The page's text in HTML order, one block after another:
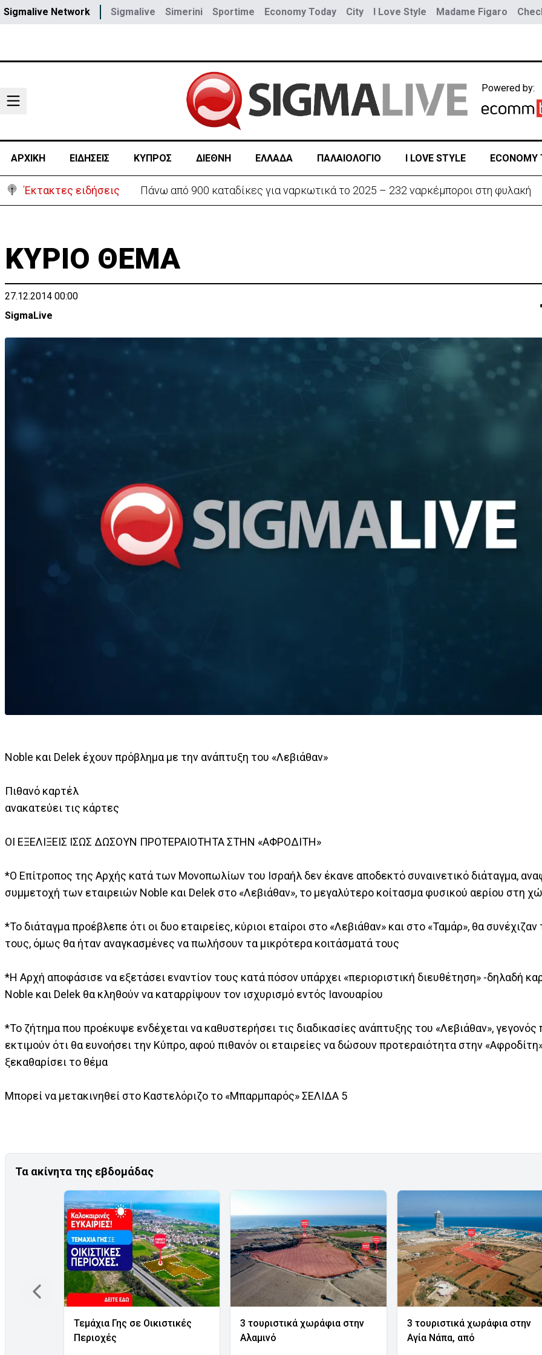
Sigmalive Network Sigmalive Simerini Sportime Economy Today City I Love Style Madame Figaro
Powered by:
ΑΡΧΙΚΗ ΕΙΔΗΣΕΙΣ ΚΥΠΡΟΣ ΔΙΕΘΝΗ ΕΛΛΑΔΑ ΠΑΛΑΙΟΛΟΓΙΟ I LOVE STYLE ECONOMY
Έκτακτες ειδήσεις Θέλει να ξαναζωντανέψει την «Corner» o Προύντζος - «Πληγώνει τις αναμνήσεις»
ΚΥΡΙΟ ΘΕΜΑ
27.12.2014 00:00
SigmaLive
Noble και Delek έχουν πρόβλημα με την ανάπτυξη του «Λεβιάθαν»
Πιθανό καρτέλ
ανακατεύει τις κάρτες
ΟΙ ΕΞΕΛΙΞΕΙΣ ΙΣΩΣ ΔΩΣΟΥΝ ΠΡΟΤΕΡΑΙΟΤΗΤΑ ΣΤΗΝ «ΑΦΡΟΔΙΤΗ»
*Ο Επίτροπος της Αρχής κατά των Μονοπωλίων του Ισραήλ δεν έκανε αποδεκτό συναινετικό διάταγμα,
συμμετοχή των εταιρειών Noble και Delek στο «Λεβιάθαν», το μεγαλύτερο κοίτασμα φυσικού αερίου στη
*Το διάταγμα προέβλεπε ότι οι δυο εταιρείες, κύριοι εταίροι στο «Λεβιάθαν» και στο «Ταμάρ», θα συνέχιζαν
τους, όμως θα ήταν αναγκασμένες να πωλήσουν τα μικρότερα κοιτάσματά τους
*Η Αρχή αποφάσισε να εξετάσει εναντίον τους κατά πόσον υπάρχει «περιοριστική διευθέτηση» -δηλαδή
Noble και Delek θα κληθούν να καταρρίψουν τον ισχυρισμό εντός Ιανουαρίου
*Το ζήτημα που προέκυψε ενδέχεται να καθυστερήσει τις διαδικασίες ανάπτυξης του «Λεβιάθαν», γεγονός
εκτιμούν ότι θα ευνοήσει την Κύπρο, αφού πιθανόν οι εταιρείες να δώσουν προτεραιότητα στην
ξεκαθαρίσει το θέμα
Μπορεί να μετακινηθεί στο Καστελόριζο το «Μπαρμπαρός» ΣΕΛΙΔΑ 5
Τα ακίνητα της εβδομάδας
Τεμάχια Γης σε Οικιστικές
Περιοχές
3 τουριστικά χωράφια στην
Αλαμινό
3 τουριστικά χωράφια στην
Αγία Νάπα, από